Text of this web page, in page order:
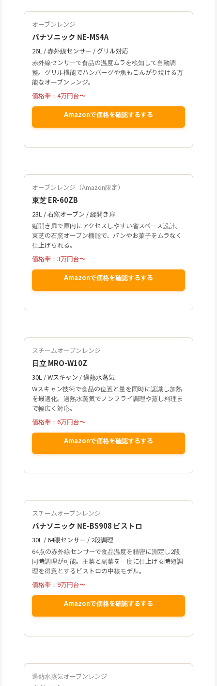
オーブンレンジ
パナソニック NE-MS4A
26L / 赤外線センサー / グリル対応
赤外線センサーで食品の温度ムラを検知して自動調
整。グリル機能でハンバーグや魚もこんがり焼ける万
能なオーブンレンジ。
価格帯：4万円台〜
Amazonで価格を確認するする
オーブンレンジ（Amazon限定）
東芝 ER-60ZB
23L / 石窯オーブン / 縦開き扉
縦開き扉で庫内にアクセスしやすい省スペース設計。
東芝の石窯オーブン機能で、パンやお菓子をムラなく
仕上げられる。
価格帯：3万円台〜
Amazonで価格を確認するする
スチームオーブンレンジ
日立 MRO-W10Z
30L / Wスキャン / 過熱水蒸気
Wスキャン技術で食品の位置と量を同時に認識し加熱
を最適化。過熱水蒸気でノンフライ調理や蒸し料理ま
で幅広く対応。
価格帯：6万円台〜
Amazonで価格を確認するする
スチームオーブンレンジ
パナソニック NE-BS908 ビストロ
30L / 64眼センサー / 2段調理
64点の赤外線センサーで食品温度を精密に測定し2段
同時調理が可能。主菜と副菜を一度に仕上げる時短調
理を得意とするビストロの中核モデル。
価格帯：9万円台〜
Amazonで価格を確認するする
過熱水蒸気オーブンレンジ